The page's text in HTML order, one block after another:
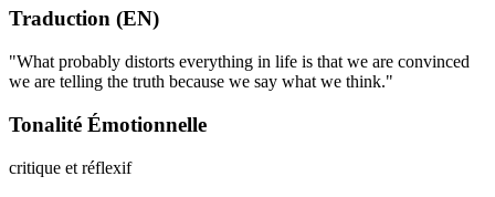
Traduction (EN)
"What probably distorts everything in life is that we are convinced
we are telling the truth because we say what we think."
Tonalité Émotionnelle
critique et réflexif